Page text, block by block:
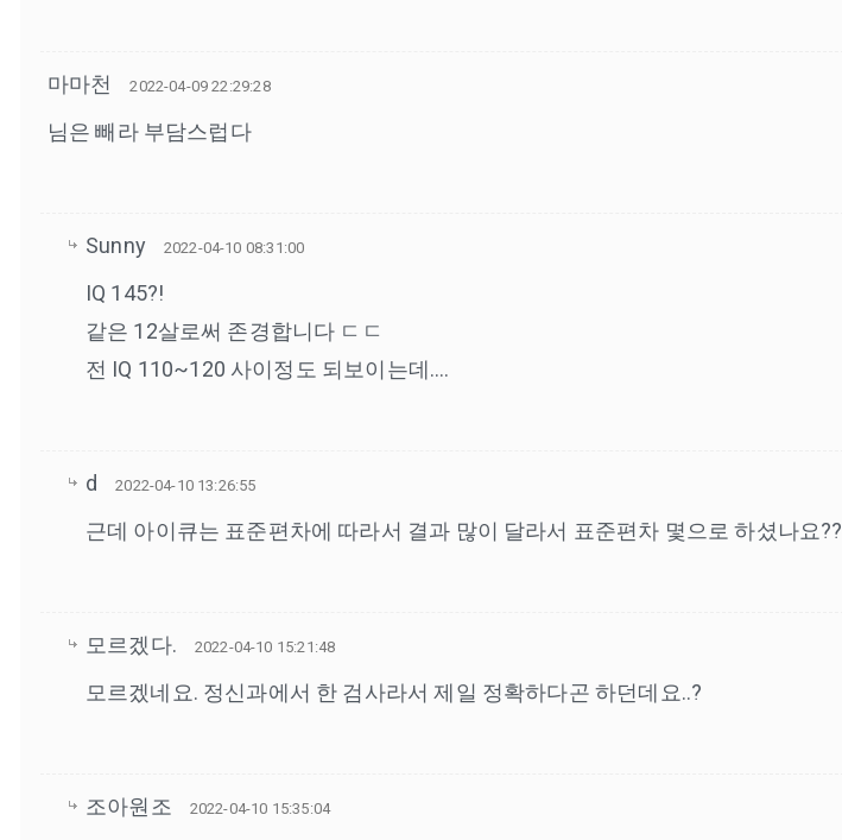
마마천 2022-04-09 22:29:28
님은 빼라 부담스럽다
Sunny 2022-04-10 08:31:00
IQ 145?!
같은 12살로써 존경합니다 ㄷㄷ
전 IQ 110~120 사이정도 되보이는데….
d 2022-04-10 13:26:55
근데 아이큐는 표준편차에 따라서 결과 많이 달라서 표준편차 몇으로 하셨나요??
모르겠다. 2022-04-10 15:21:48
모르겠네요. 정신과에서 한 검사라서 제일 정확하다곤 하던데요..?
조아원조 2022-04-10 15:35:04